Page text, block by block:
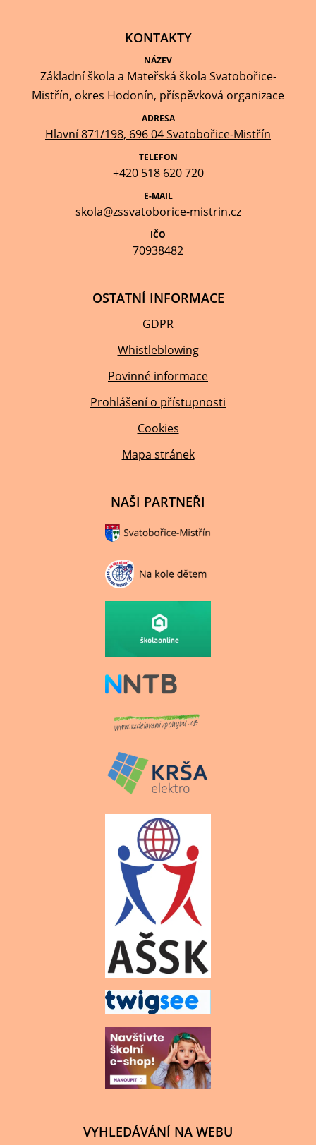
KONTAKTY
NÁZEV
Základní škola a Mateřská škola Svatobořice-
Mistřín, okres Hodonín, příspěvková organizace
ADRESA
Hlavní 871/198, 696 04 Svatobořice-Mistřín
TELEFON
+420 518 620 720
E-MAIL
skola@zssvatoborice-mistrin.cz
IČO
70938482
OSTATNÍ INFORMACE
GDPR
Whistleblowing
Povinné informace
Prohlášení o přístupnosti
Cookies
Mapa stránek
NAŠI PARTNEŘI
VYHLEDÁVÁNÍ NA WEBU